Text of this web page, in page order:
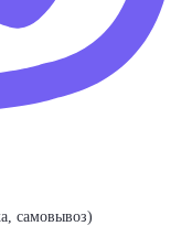
самовывоз)